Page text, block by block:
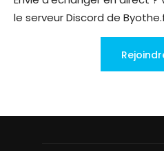
le serveur Discord de